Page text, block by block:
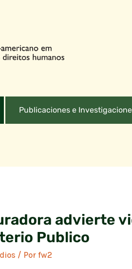
Publicaciones e
advierte
Publico
/ Porfw2